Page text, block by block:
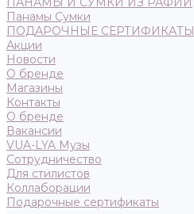
Панамы Сумки
ПОДАРОЧНЫЕ СЕРТИФИКАТЫ
Акции
Новости
О бренде
Магазины
Контакты
О бренде
Вакансии
VUA-LYA Музы
Сотрудничество
Для стилистов
Коллаборации
Подарочные сертификаты